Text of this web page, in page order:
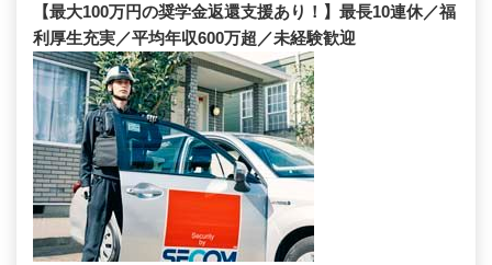
【最大100万円の奨学金返還支援あり！】最長10連休／福
利厚生充実／平均年収600万超／未経験歓迎